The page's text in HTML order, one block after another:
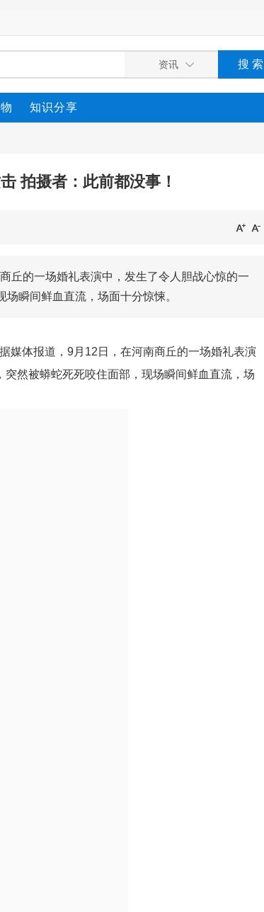
知识分享
拍摄者：此前都没事！
丘的一场婚礼表演中，发生了令人胆战心惊的一
瞬间鲜血直流，场面十分惊悚。
媒体报道，9月12日，在河南商丘的一场婚礼表演
然被蟒蛇死死咬住面部，现场瞬间鲜血直流，场